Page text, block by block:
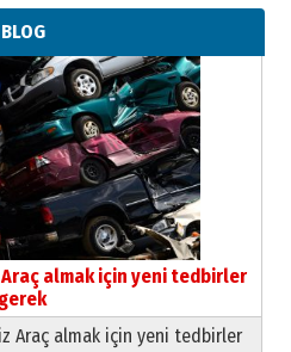
BLOG
Araç almak için yeni tedbirler
gerek
Araç almak için yeni tedbirler